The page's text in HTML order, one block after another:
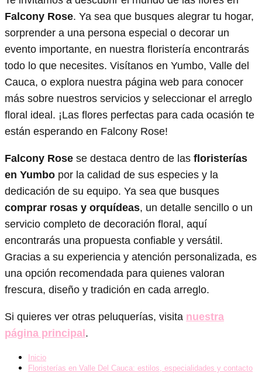
Falcony Rose. Ya sea que busques alegrar tu hogar,
sorprender a una persona especial o decorar un
evento importante, en nuestra floristería encontrarás
todo lo que necesites. Visítanos en Yumbo, Valle del
Cauca, o explora nuestra página web para conocer
más sobre nuestros servicios y seleccionar el arreglo
floral ideal. ¡Las flores perfectas para cada ocasión te
están esperando en Falcony Rose!
Falcony Rose se destaca dentro de las floristerías
en Yumbo por la calidad de sus especies y la
dedicación de su equipo. Ya sea que busques
comprar rosas y orquídeas, un detalle sencillo o un
servicio completo de decoración floral, aquí
encontrarás una propuesta confiable y versátil.
Gracias a su experiencia y atención personalizada, es
una opción recomendada para quienes valoran
frescura, diseño y tradición en cada arreglo.
Si quieres ver otras peluquerías, visita nuestra
página principal.
Inicio
Floristerías en Valle Del Cauca: estilos, especialidades y contacto